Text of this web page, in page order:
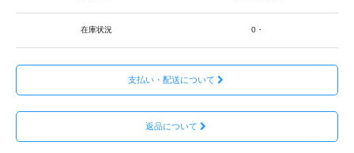
在庫状況 0・
支払い・配送について
返品について